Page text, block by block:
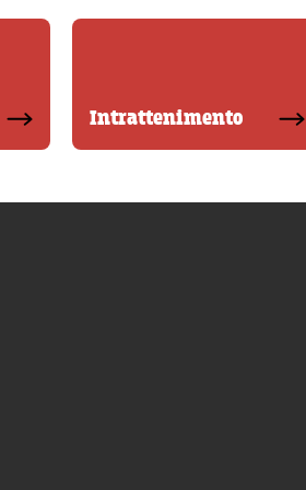
Intrattenimento